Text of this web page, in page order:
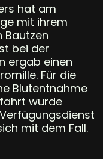
hat am
mit ihrem
Bautzen
bei der
ergab einen
Für die
Blutentnahme
wurde
mit dem Fall.